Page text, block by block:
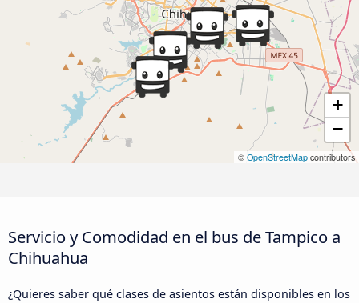
+
−
© OpenStreetMap contributors
Servicio y Comodidad en el bus de Tampico a
Chihuahua
¿Quieres saber qué clases de asientos están disponibles en los